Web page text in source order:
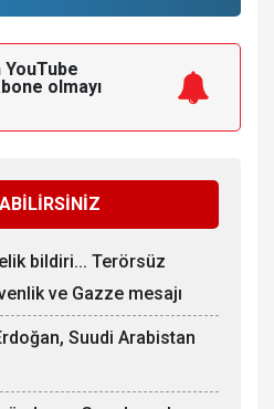
olmayı
bildiri... Terörsüz
ve Gazze mesajı
Suudi Arabistan